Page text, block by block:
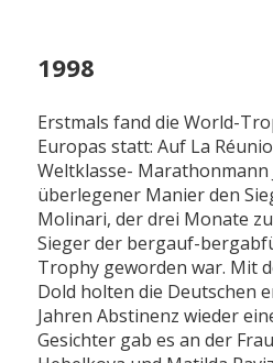
1998
Erstmals fand die World-
Europas statt: Auf La
Weltklasse-
überlegener Manier den
Molinari, der drei Monate
Sieger der bergauf-
Trophy geworden war. Mit
Dold holten die Deutschen
Jahren Abstinenz wieder
Gesichter gab es an der